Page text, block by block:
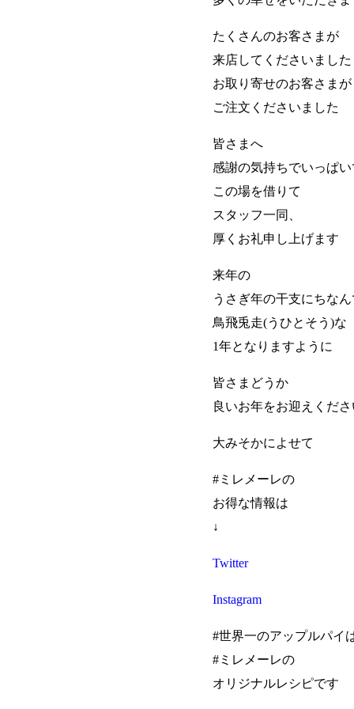
たくさんのお客さまが
来店してくださいました
お取り寄せのお客さまが
ご注文くださいました
皆さまへ
感謝の気持ちでいっぱ
この場を借りて
スタッフ一同、
厚くお礼申し上げます
来年の
うさぎ年の干支にちなん
鳥飛兎走(うひとそう)な
1年となりますように
皆さまどうか
良いお年をお迎えくださ
大みそかによせて
#ミレメーレの
お得な情報は
↓
Twitter
Instagram
#世界一のアップルパイ
#ミレメーレの
オリジナルレシピです